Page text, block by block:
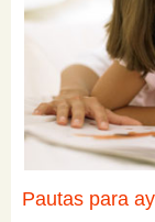
Pautas para